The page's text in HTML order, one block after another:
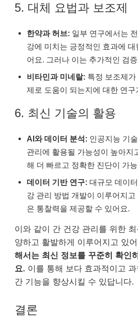
5. 대체 요법과 보조제
한약과 허브: 일부 연구에서는
강에 미치는 긍정적인 효과에
어요. 그러나 이는 추가적인 검증
비타민과 미네랄: 특정 보조제
제로 도움이 되는지에 대한 연구
6. 최신 기술의 활용
AI와 데이터 분석: 인공지능 기
관리에 활용될 가능성이 높아지
해 더 빠르고 정확한 진단이 가능
데이터 기반 연구: 대규모 데이
강 관리 방법 개발이 이루어지
은 통찰력을 제공할 수 있어요.
이와 같이 간 건강 관리를 위한
양하고 활발하게 이루어지고 있
해서는 최신 정보를 꾸준히 확인
요. 이를 통해 보다 효과적이고
간 기능을 향상시킬 수 있답니다.
결론